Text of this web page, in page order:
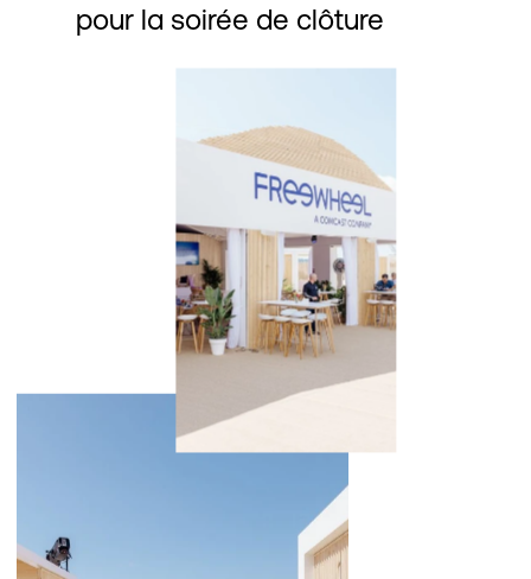
pour la soirée de clôture